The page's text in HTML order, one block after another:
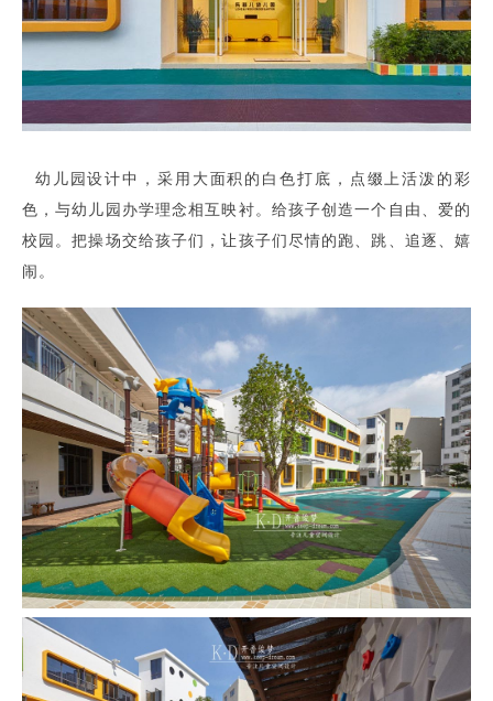
幼儿园设计中，采用大面积的白色打底，点缀上活泼的彩
色，与幼儿园办学理念相互映衬。给孩子创造一个自由、爱的
校园。把操场交给孩子们，让孩子们尽情的跑、跳、追逐、嬉
闹。